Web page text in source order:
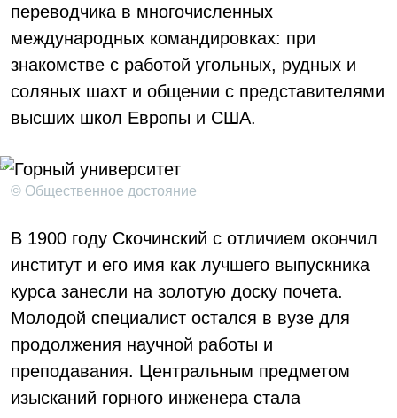
переводчика в многочисленных
международных командировках: при
знакомстве с работой угольных, рудных и
соляных шахт и общении с представителями
высших школ Европы и США.
© Общественное достояние
В 1900 году Скочинский с отличием окончил
институт и его имя как лучшего выпускника
курса занесли на золотую доску почета.
Молодой специалист остался в вузе для
продолжения научной работы и
преподавания. Центральным предметом
изысканий горного инженера стала